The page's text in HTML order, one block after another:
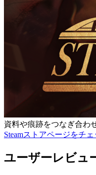
資料や痕跡をつなぎ合わ
Steamストアページをチェ
ユーザーレビュ